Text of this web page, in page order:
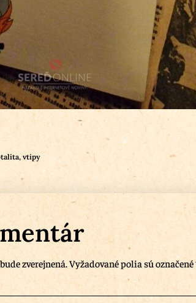
, vtipy
zverejnená.Vyžadované polia sú označené